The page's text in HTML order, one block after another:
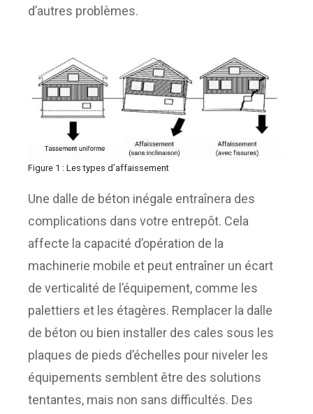
d’autres problèmes.
Figure 1 : Les types d’affaissement
Une dalle de béton inégale entraînera des
complications dans votre entrepôt. Cela
affecte la capacité d’opération de la
machinerie mobile et peut entraîner un écart
de verticalité de l’équipement, comme les
palettiers et les étagères. Remplacer la dalle
de béton ou bien installer des cales sous les
plaques de pieds d’échelles pour niveler les
équipements semblent être des solutions
tentantes, mais non sans difficultés. Des